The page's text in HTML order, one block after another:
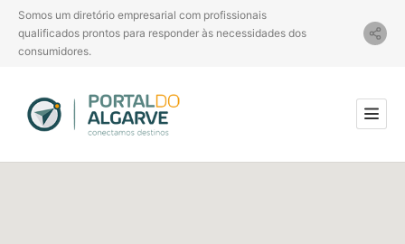
Somos um diretório empresarial com profissionais
qualificados prontos para responder às necessidades dos
consumidores.